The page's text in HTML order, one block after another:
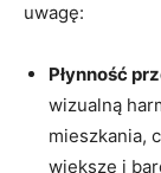
uwagę:
Płynność
wizualną
mieszkania,
większe i